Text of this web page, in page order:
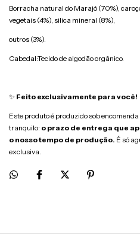
Borracha natural do Marajó (70%),
vegetais (4%), silica mineral (8%),
outros (3%).
Cabedal:Tecido de algodão orgânico.
✨ Feito exclusivamente para você!
Este produto é produzido sob
tranquilo: o prazo de entrega que
o nosso tempo de produção. É só
exclusiva.